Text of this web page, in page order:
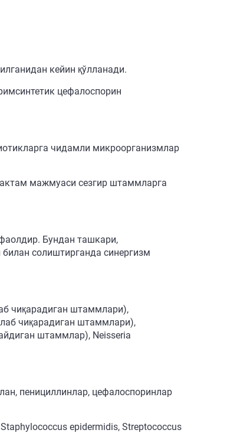
кейин қўлланади.
цефалоспорин
чидамли микроорганизмлар
мажмуаси сезгир штаммларга
Бундан ташкари,
солиштирганда синергизм
чиқарадиган штаммлари),
чиқарадиган штаммлари),
штаммлар), Neisseria
пенициллинлар, цефалоспоринлар
epidermidis, Streptococcus